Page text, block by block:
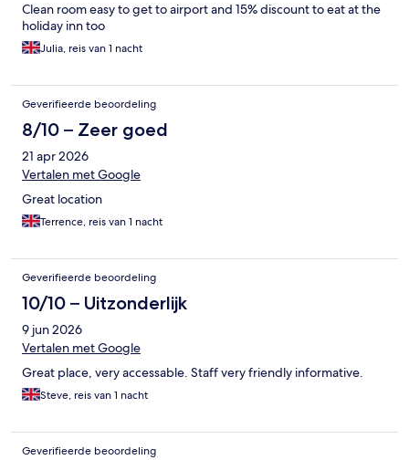
Clean room easy to get to airport and 15% discount to eat at the
holiday inn too
Julia, reis van 1 nacht
Geverifieerde beoordeling
8/10 – Zeer goed
21 apr 2026
Vertalen met Google
Great location
Terrence, reis van 1 nacht
Geverifieerde beoordeling
10/10 – Uitzonderlijk
9 jun 2026
Vertalen met Google
Great place, very accessable. Staff very friendly informative.
Steve, reis van 1 nacht
Geverifieerde beoordeling